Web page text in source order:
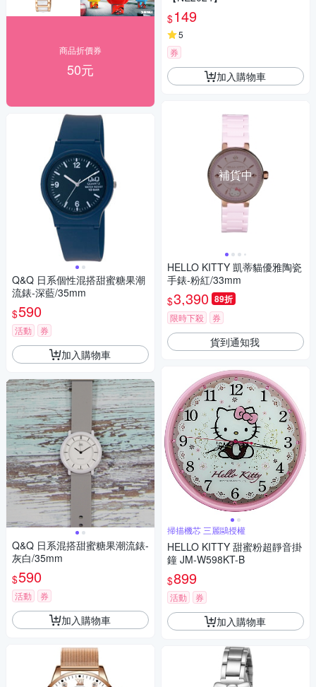
商品折價券
50元
Q&Q 日系個性混搭甜蜜糖果潮
流錶-深藍/35mm
$590
活動 券
加入購物車
Q&Q 日系混搭甜蜜糖果潮流錶-
灰白/35mm
$590
活動 券
加入購物車
$149
5
券
加入購物車
補貨中
HELLO KITTY 凱蒂貓優雅陶瓷
手錶-粉紅/33mm
$3,390 89折
限時下殺 券
貨到通知我
掃描機芯 三麗鷗授權
HELLO KITTY 甜蜜粉超靜音掛
鐘 JM-W598KT-B
$899
活動 券
加入購物車